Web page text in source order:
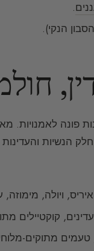
.
הנקי).
פונה
הנשיות
ויולה,
קוקטיילים
טעמים מתוקים-